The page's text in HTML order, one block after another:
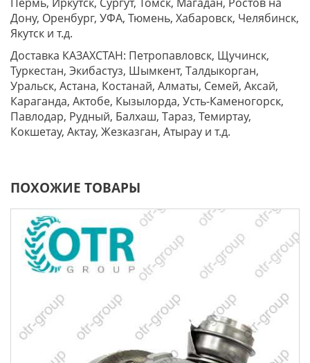
Пермь, Иркутск, Сургут, Томск, Магадан, Ростов на
Дону, Оренбург, УФА, Тюмень, Хабаровск, Челябинск,
Якутск и т.д.
Доставка КАЗАХСТАН: Петропавловск, Щучинск,
Туркестан, Экибастуз, Шымкент, Талдыкорган,
Уральск, Астана, Костанай, Алматы, Семей, Аксай,
Караганда, Актобе, Кызылорда, Усть-Каменогорск,
Павлодар, Рудный, Балхаш, Тараз, Темиртау,
Кокшетау, Актау, Жезказган, Атырау и т.д.
ПОХОЖИЕ ТОВАРЫ